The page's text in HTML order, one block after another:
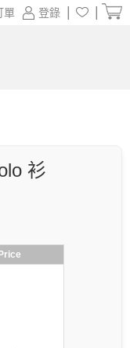
衫
Price
登錄
單